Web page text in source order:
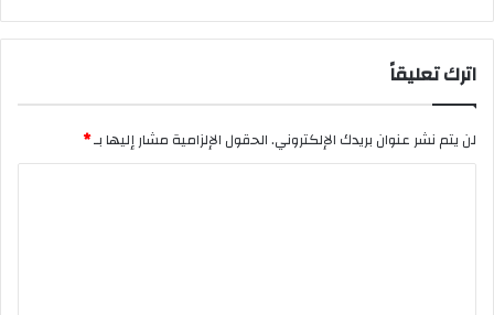
اترك تعليقاً
لن يتم نشر عنوان بريدك الإلكتروني.الحقول الإلزامية مشار إليها بـ*